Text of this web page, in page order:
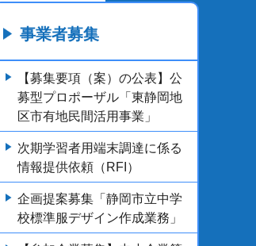
事業者募集
【募集要項（案）の公表】公
募型プロポーザル「東静岡地
区市有地民間活用事業」
次期学習者用端末調達に係る
情報提供依頼（RFI）
企画提案募集「静岡市立中学
校標準服デザイン作成業務」